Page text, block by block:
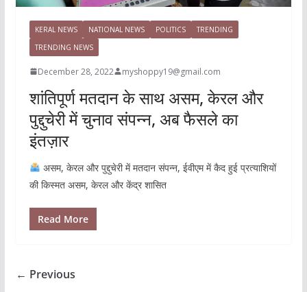
KERAL NEWS NATIONAL NEWS POLITICS
TRENDING
TRENDING NEWS
December 28, 2022 myshoppy19@gmail.com
शांतिपूर्ण मतदान के साथ असम, केरल और
पुद्दुचेरी में चुनाव संपन्न, अब फैसले का
इंतज़ार
असम, केरल और पुद्दुचेरी में मतदान संपन्न, ईवीएम में कैद हुई प्रत्याशियों
की किस्मत असम, केरल और केंद्र शासित
Read More
← Previous